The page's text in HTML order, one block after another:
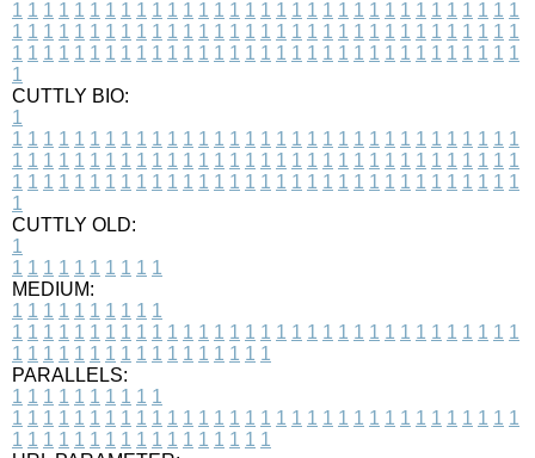
1 1 1 1 1 1 1 1 1 1 1 1 1 1 1 1 1 1 1 1 1 1 1 1 1 1 1 1 1 1 1 1 1
1 1 1 1 1 1 1 1 1 1 1 1 1 1 1 1 1 1 1 1 1 1 1 1 1 1 1 1 1 1 1 1 1
1 1 1 1 1 1 1 1 1 1 1 1 1 1 1 1 1 1 1 1 1 1 1 1 1 1 1 1 1 1 1 1 1
1
CUTTLY BIO:
1
1 1 1 1 1 1 1 1 1 1 1 1 1 1 1 1 1 1 1 1 1 1 1 1 1 1 1 1 1 1 1 1 1
1 1 1 1 1 1 1 1 1 1 1 1 1 1 1 1 1 1 1 1 1 1 1 1 1 1 1 1 1 1 1 1 1
1 1 1 1 1 1 1 1 1 1 1 1 1 1 1 1 1 1 1 1 1 1 1 1 1 1 1 1 1 1 1 1 1
1
CUTTLY OLD:
1
1 1 1 1 1 1 1 1 1 1
MEDIUM:
1 1 1 1 1 1 1 1 1 1
1 1 1 1 1 1 1 1 1 1 1 1 1 1 1 1 1 1 1 1 1 1 1 1 1 1 1 1 1 1 1 1 1
1 1 1 1 1 1 1 1 1 1 1 1 1 1 1 1 1
PARALLELS:
1 1 1 1 1 1 1 1 1 1
1 1 1 1 1 1 1 1 1 1 1 1 1 1 1 1 1 1 1 1 1 1 1 1 1 1 1 1 1 1 1 1 1
1 1 1 1 1 1 1 1 1 1 1 1 1 1 1 1 1